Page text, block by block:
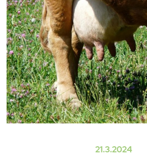
21.3.2024